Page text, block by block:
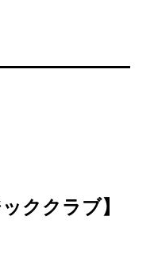
ククラブ】